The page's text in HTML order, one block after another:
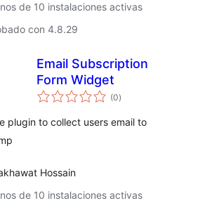
de 10 instalaciones activas
con 4.8.29
Email Subscription
Form Widget
(0total
de
)
plugin to collect users email to
Hossain
de 10 instalaciones activas